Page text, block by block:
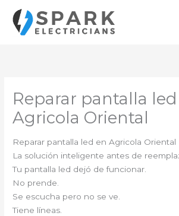
contenido
Reparar pantalla
Agricola Oriental
Reparar pantalla led en Agricola Oriental
La solución inteligente antes de
Tu pantalla led dejó de funcionar.
No prende.
Se escucha pero no se ve.
Tiene líneas.